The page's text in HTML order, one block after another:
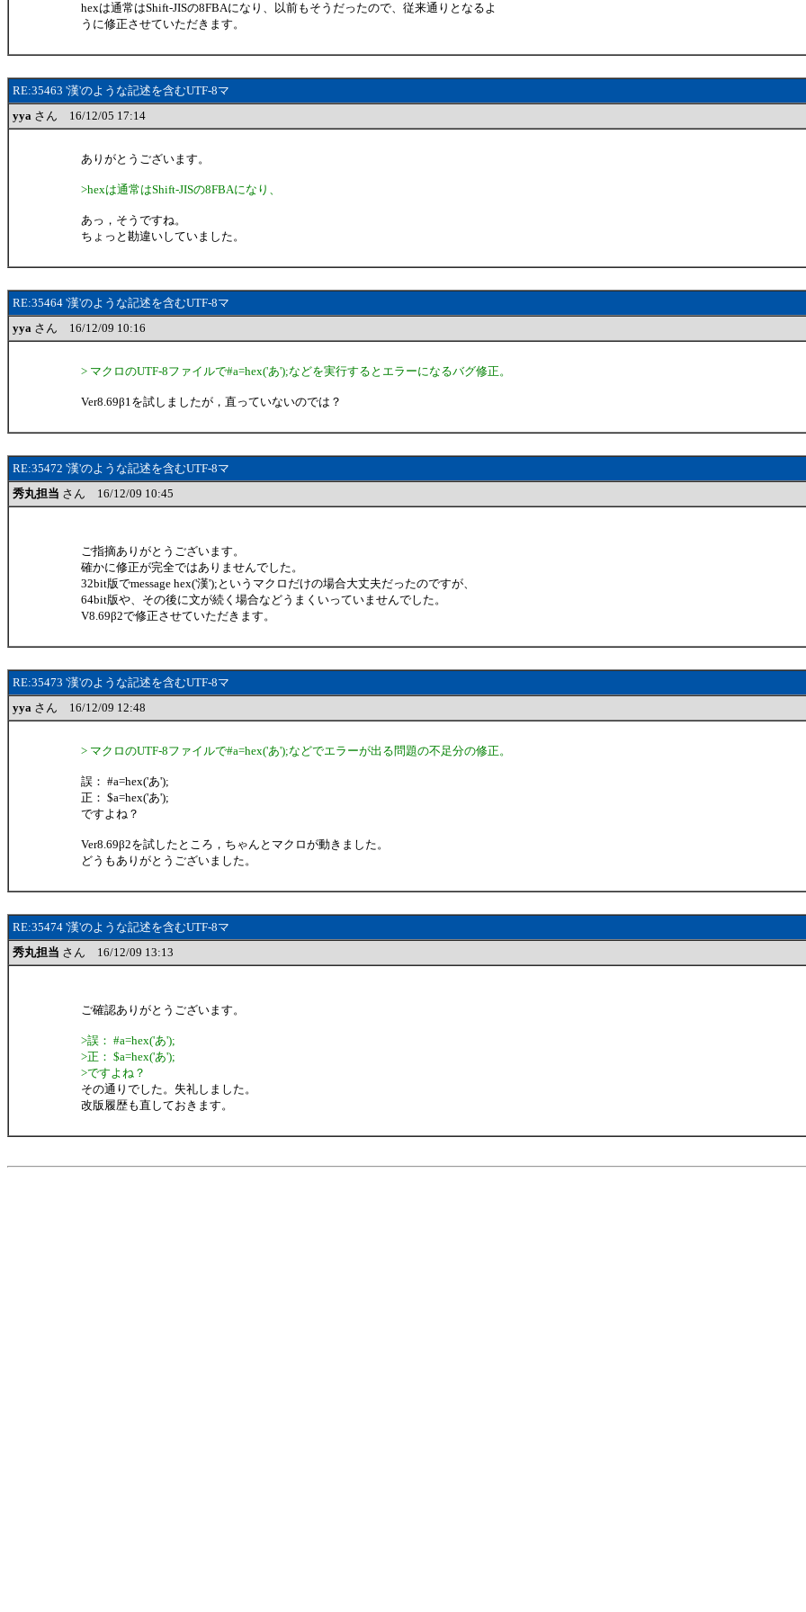
hexは通常はShift-JISの8FBAになり、以前もそうだったので、従来通りとなるよ
うに修正させていただきます。
RE:35463 '漢'のような記述を含むUTF-8マ
yya さん 16/12/05 17:14
ありがとうございます。
>hexは通常はShift-JISの8FBAになり、
あっ，そうですね。
ちょっと勘違いしていました。
RE:35464 '漢'のような記述を含むUTF-8マ
yya さん 16/12/09 10:16
> マクロのUTF-8ファイルで#a=hex('あ');などを実行するとエラーになるバグ修正。
Ver8.69β1を試しましたが，直っていないのでは？
RE:35472 '漢'のような記述を含むUTF-8マ
秀丸担当 さん 16/12/09 10:45
ご指摘ありがとうございます。
確かに修正が完全ではありませんでした。
32bit版でmessage hex('漢');というマクロだけの場合大丈夫だったのですが、
64bit版や、その後に文が続く場合などうまくいっていませんでした。
V8.69β2で修正させていただきます。
RE:35473 '漢'のような記述を含むUTF-8マ
yya さん 16/12/09 12:48
> マクロのUTF-8ファイルで#a=hex('あ');などでエラーが出る問題の不足分の修正。
誤： #a=hex('あ');
正： $a=hex('あ');
ですよね？
Ver8.69β2を試したところ，ちゃんとマクロが動きました。
どうもありがとうございました。
RE:35474 '漢'のような記述を含むUTF-8マ
秀丸担当 さん 16/12/09 13:13
ご確認ありがとうございます。
>誤： #a=hex('あ');
>正： $a=hex('あ');
>ですよね？
その通りでした。失礼しました。
改版履歴も直しておきます。